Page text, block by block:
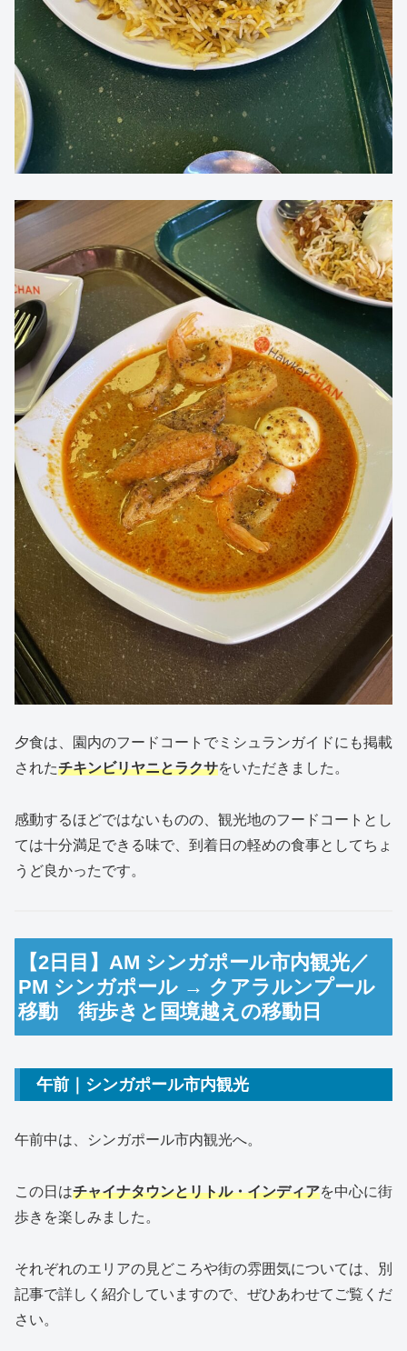
夕食は、園内のフードコートでミシュランガイドにも掲載
されたチキンビリヤニとラクサをいただきました。
感動するほどではないものの、観光地のフードコートとし
ては十分満足できる味で、到着日の軽めの食事としてちょ
うど良かったです。
【2日目】AM シンガポール市内観光／
PM シンガポール → クアラルンプール
移動 街歩きと国境越えの移動日
午前｜シンガポール市内観光
午前中は、シンガポール市内観光へ。
この日はチャイナタウンとリトル・インディアを中心に街
歩きを楽しみました。
それぞれのエリアの見どころや街の雰囲気については、別
記事で詳しく紹介していますので、ぜひあわせてご覧くだ
さい。